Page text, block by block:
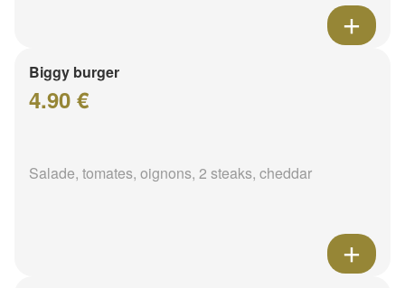
Biggy burger
4.90 €
Salade, tomates, oignons, 2 steaks, cheddar